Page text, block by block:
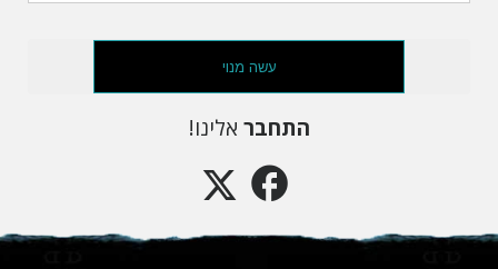
עשה מנוי
התחבר אלינו!